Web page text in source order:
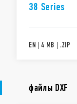
38 Series
EN | 4 MB | .ZIP
файлы DXF